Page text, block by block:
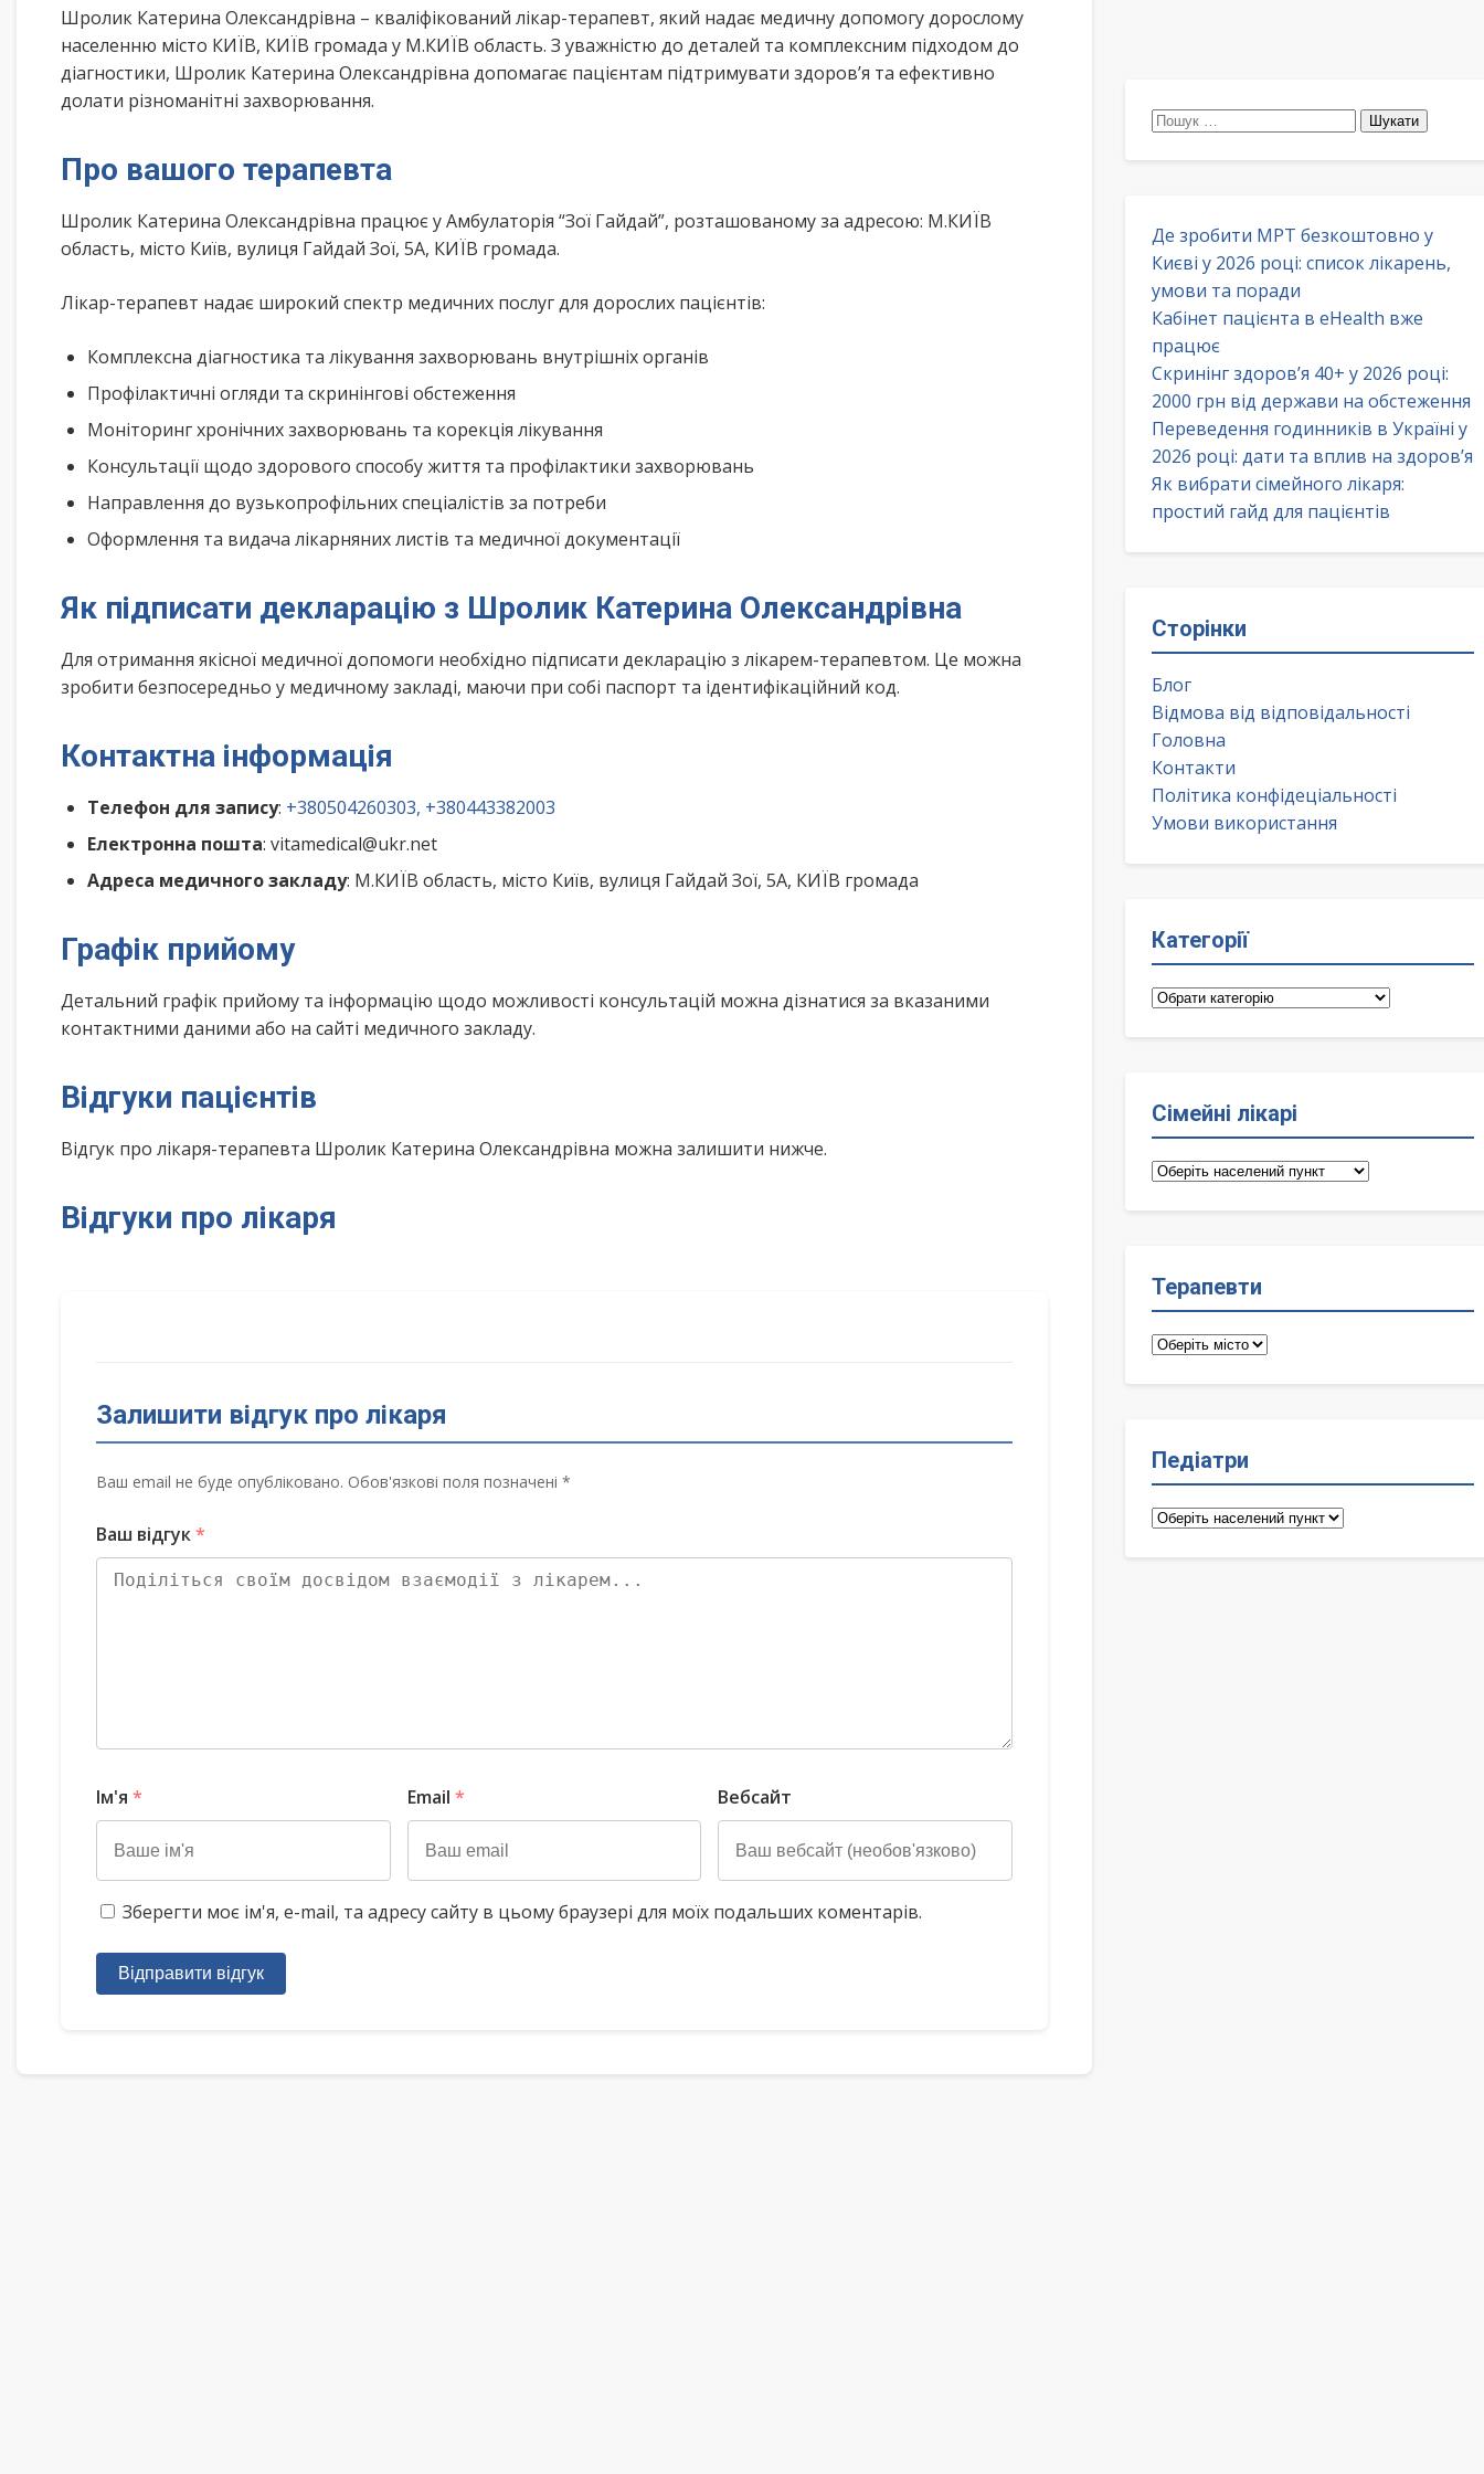
Шролик Катерина Олександрівна – кваліфікований лікар-терапевт, який надає медичну допомогу дорослому
населенню місто КИЇВ, КИЇВ громада у М.КИЇВ область. З уважністю до деталей та комплексним підходом до
діагностики, Шролик Катерина Олександрівна допомагає пацієнтам підтримувати здоров’я та ефективно
долати різноманітні захворювання.
Про вашого терапевта
Шролик Катерина Олександрівна працює у Амбулаторія “Зої Гайдай”, розташованому за адресою: М.КИЇВ
область, місто Київ, вулиця Гайдай Зої, 5А, КИЇВ громада.
Лікар-терапевт надає широкий спектр медичних послуг для дорослих пацієнтів:
Комплексна діагностика та лікування захворювань внутрішніх органів
Профілактичні огляди та скринінгові обстеження
Моніторинг хронічних захворювань та корекція лікування
Консультації щодо здорового способу життя та профілактики захворювань
Направлення до вузькопрофільних спеціалістів за потреби
Оформлення та видача лікарняних листів та медичної документації
Як підписати декларацію з Шролик Катерина Олександрівна
Для отримання якісної медичної допомоги необхідно підписати декларацію з лікарем-терапевтом. Це можна
зробити безпосередньо у медичному закладі, маючи при собі паспорт та ідентифікаційний код.
Контактна інформація
Телефон для запису: +380504260303, +380443382003
Електронна пошта: vitamedical@ukr.net
Адреса медичного закладу: М.КИЇВ область, місто Київ, вулиця Гайдай Зої, 5А, КИЇВ громада
Графік прийому
Детальний графік прийому та інформацію щодо можливості консультацій можна дізнатися за вказаними
контактними даними або на сайті медичного закладу.
Відгуки пацієнтів
Відгук про лікаря-терапевта Шролик Катерина Олександрівна можна залишити нижче.
Відгуки про лікаря
Залишити відгук про лікаря
Ваш email не буде опубліковано. Обов'язкові поля позначені *
Ваш відгук*
Ім'я * Email * Вебсайт
Зберегти моє ім'я, e-mail, та адресу сайту в цьому браузері для моїх подальших коментарів.
Відправити відгук
Пошук:
Де зробити МРТ безкоштовно у
Києві у 2026 році: список лікарень,
умови та поради
Кабінет пацієнта в eHealth вже
працює
Скринінг здоров’я 40+ у 2026 році:
2000 грн від держави на обстеження
Переведення годинників в Україні у
2026 році: дати та вплив на здоров’я
Як вибрати сімейного лікаря:
простий гайд для пацієнтів
Сторінки
Блог
Відмова від відповідальності
Головна
Контакти
Політика конфідеціальності
Умови використання
Категорії
Категорії
Сімейні лікарі
Сімейні
Терапевти
Терапевти
Педіатри
Педіатри